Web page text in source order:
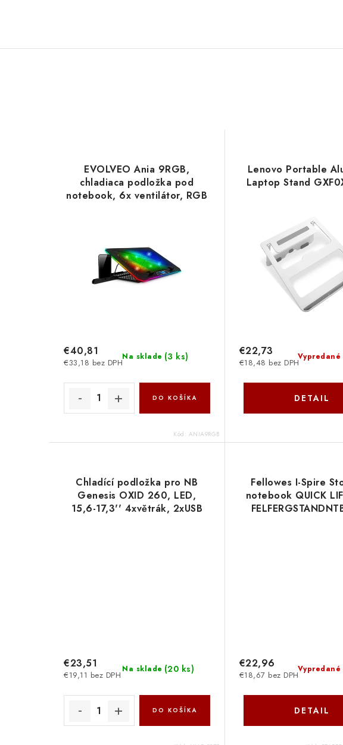
EVOLVEO Ania 9RGB,
chladiaca podložka pod
notebook, 6x ventilátor, RGB
Na sklade (3 ks)
€33,18 bez DPH
€40,81
DO KOŠÍKA
Kód: ANIA9RGB
Lenovo Portable
Laptop Stand
Vypredané
€18,48 bez DPH
€22,73
DETAIL
Chladící podložka pro NB
Genesis OXID 260, LED,
15,6-17,3'' 4xvětrák, 2xUSB
Na sklade (20 ks)
€19,11 bez DPH
€23,51
DO KOŠÍKA
Fellowes I-Spire
notebook QUICK
Vypredané
€18,67 bez DPH
€22,96
DETAIL